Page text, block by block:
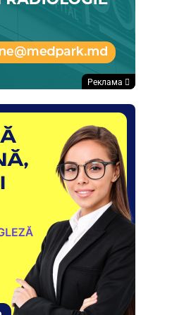
Реклама